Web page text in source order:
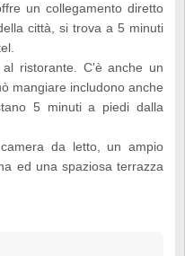
un collegamento diretto
città, si trova a 5 minuti
ristorante. C'è anche un
mangiare includono anche
5 minuti a piedi dalla
da letto, un ampio
ed una spaziosa terrazza